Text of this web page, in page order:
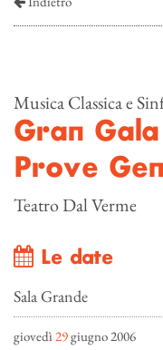
Musica Classica e
Gran
Prove
Teatro Dal Verme
Le date
Sala Grande
giovedì 29giugno 2006